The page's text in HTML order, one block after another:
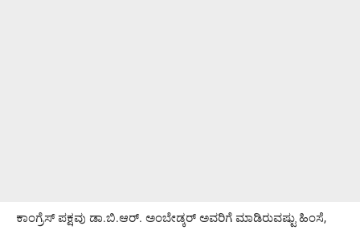
ಕಾಂಗ್ರೆಸ್‌ ಪಕ್ಷವು ಡಾ.ಬಿ.ಆರ್‌. ಅಂಬೇಡ್ಕರ್‌ ಅವರಿಗೆ ಮಾಡಿರುವಷ್ಟು ಹಿಂಸೆ,